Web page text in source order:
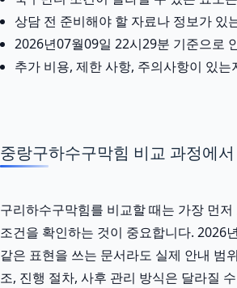
상담 전 준비해야 할 자료나 정보가 있
2026년07월09일 22시29분 기준으로
추가 비용, 제한 사항, 주의사항이 있는
중랑구하수구막힘 비교 과정에
구리하수구막힘를 비교할 때는 가장 먼
조건을 확인하는 것이 중요합니다. 2026
같은 표현을 쓰는 문서라도 실제 안내 범
조, 진행 절차, 사후 관리 방식은 달라질